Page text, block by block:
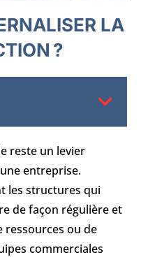
LA
?
reste un levier
entreprise.
les structures qui
de façon régulière et
ressources ou de
commerciales